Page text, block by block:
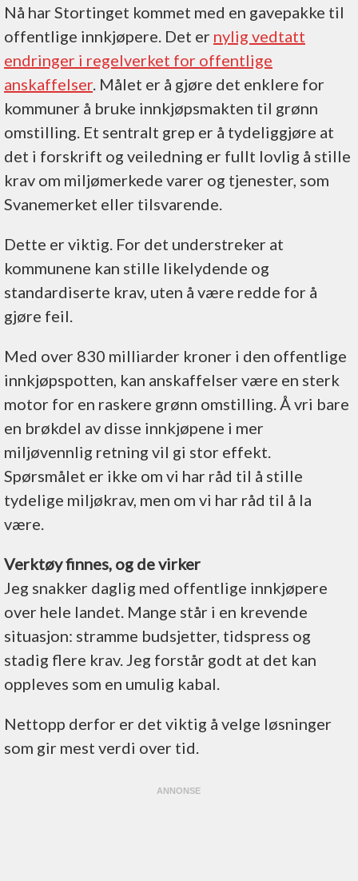
Nå har Stortinget kommet med en gavepakke til
offentlige innkjøpere. Det er nylig vedtatt
endringer i regelverket for offentlige
anskaffelser. Målet er å gjøre det enklere for
kommuner å bruke innkjøpsmakten til grønn
omstilling. Et sentralt grep er å tydeliggjøre at
det i forskrift og veiledning er fullt lovlig å stille
krav om miljømerkede varer og tjenester, som
Svanemerket eller tilsvarende.
Dette er viktig. For det understreker at
kommunene kan stille likelydende og
standardiserte krav, uten å være redde for å
gjøre feil.
Med over 830 milliarder kroner i den offentlige
innkjøpspotten, kan anskaffelser være en sterk
motor for en raskere grønn omstilling. Å vri bare
en brøkdel av disse innkjøpene i mer
miljøvennlig retning vil gi stor effekt.
Spørsmålet er ikke om vi har råd til å stille
tydelige miljøkrav, men om vi har råd til å la
være.
Verktøy finnes, og de virker
Jeg snakker daglig med offentlige innkjøpere
over hele landet. Mange står i en krevende
situasjon: stramme budsjetter, tidspress og
stadig flere krav. Jeg forstår godt at det kan
oppleves som en umulig kabal.
Nettopp derfor er det viktig å velge løsninger
som gir mest verdi over tid.